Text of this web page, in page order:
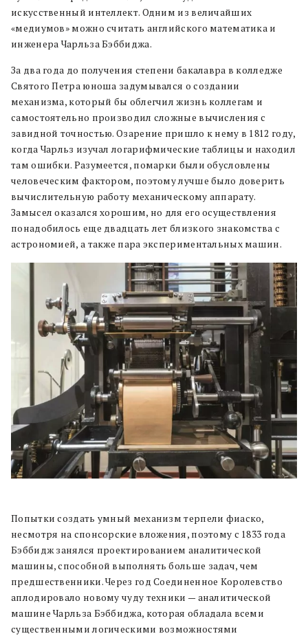
искусственный интеллект. Одним из величайших
«медиумов» можно считать английского математика и
инженера Чарльза Бэббиджа.
За два года до получения степени бакалавра в колледже
Святого Петра юноша задумывался о создании
механизма, который бы облегчил жизнь коллегам и
самостоятельно производил сложные вычисления с
завидной точностью. Озарение пришло к нему в 1812 году,
когда Чарльз изучал логарифмические таблицы и находил
там ошибки. Разумеется, помарки были обусловлены
человеческим фактором, поэтому лучше было доверить
вычислительную работу механическому аппарату.
Замысел оказался хорошим, но для его осуществления
понадобилось еще двадцать лет близкого знакомства с
астрономией, а также пара экспериментальных машин.
Попытки создать умный механизм терпели фиаско,
несмотря на спонсорские вложения, поэтому с 1833 года
Бэббидж занялся проектированием аналитической
машины, способной выполнять больше задач, чем
предшественники. Через год Соединенное Королевство
аплодировало новому чуду техники — аналитической
машине Чарльза Бэббиджа, которая обладала всеми
существенными логическими возможностями